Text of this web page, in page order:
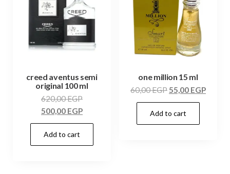
creed aventus semi
original 100 ml
620,00EGP
500,00 EGP
Add to cart
one million 15 ml
60,00EGP55,00 EGP
Add to cart